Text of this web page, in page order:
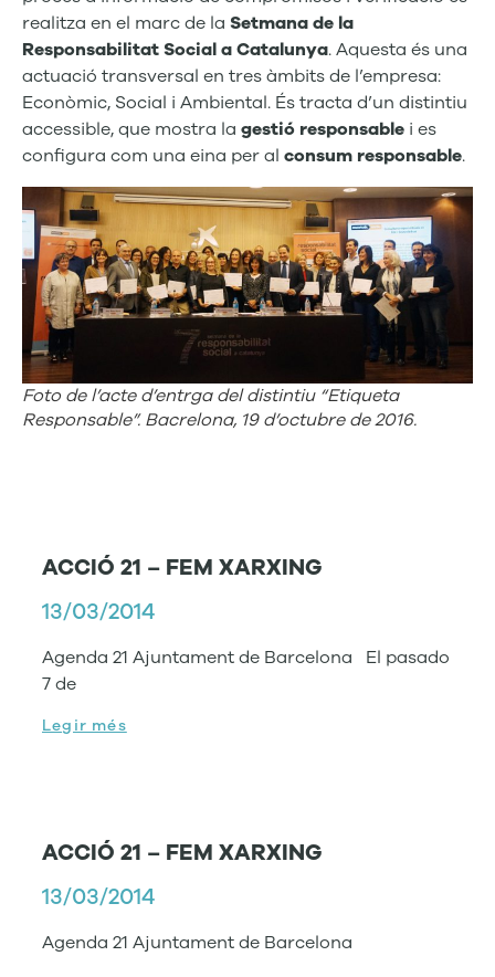
realitza en el marc de la Setmana de la
Responsabilitat Social a Catalunya. Aquesta és una
actuació transversal en tres àmbits de l’empresa:
Econòmic, Social i Ambiental. És tracta d’un distintiu
accessible, que mostra la gestió responsable i es
configura com una eina per al consum responsable.
Foto de l’acte d’entrga del distintiu “Etiqueta
Responsable”. Bacrelona, 19 d’octubre de 2016.
ACCIÓ 21 – FEM XARXING
13/03/2014
Agenda 21 Ajuntament de Barcelona El pasado
7 de
Legir més
ACCIÓ 21 – FEM XARXING
13/03/2014
Agenda 21 Ajuntament de Barcelona